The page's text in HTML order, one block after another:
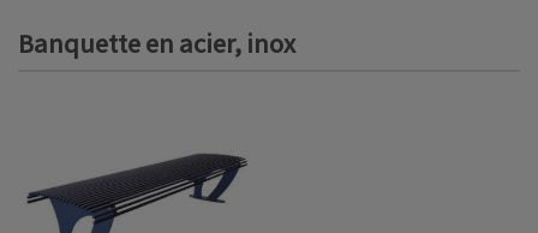
Banquette en acier, inox